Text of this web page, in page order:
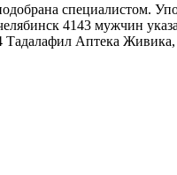
специалистом.
4143 мужчин
Тадалафил Аптека